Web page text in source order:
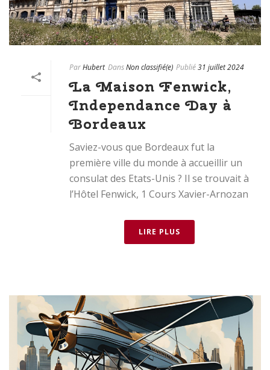
ParHubert DansNon classifié(e) Publié31 juillet 2024
La Maison Fenwick,
Independance Day à
Bordeaux
Saviez-vous que Bordeaux fut la
première ville du monde à accueillir un
consulat des Etats-Unis ? Il se trouvait à
l’Hôtel Fenwick, 1 Cours Xavier-Arnozan
LIRE PLUS